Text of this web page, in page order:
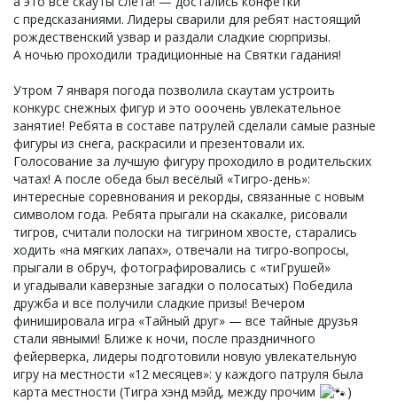
с предсказаниями. Лидеры сварили для ребят настоящий
рождественский узвар и раздали сладкие сюрпризы.
А ночью проходили традиционные на Святки гадания!
Утром 7 января погода позволила скаутам устроить
конкурс снежных фигур и это ооочень увлекательное
занятие! Ребята в составе патрулей сделали самые разные
фигуры из снега, раскрасили и презентовали их.
Голосование за лучшую фигуру проходило в родительских
чатах! А после обеда был весёлый «Тигро-день»:
интересные соревнования и рекорды, связанные с новым
символом года. Ребята прыгали на скакалке, рисовали
тигров, считали полоски на тигрином хвосте, старались
ходить «на мягких лапах», отвечали на тигро-вопросы,
прыгали в обруч, фотографировались с «тиГрушей»
и угадывали каверзные загадки о полосатых) Победила
дружба и все получили сладкие призы! Вечером
финишировала игра «Тайный друг» — все тайные друзья
стали явными! Ближе к ночи, после праздничного
фейерверка, лидеры подготовили новую увлекательную
игру на местности «12 месяцев»: у каждого патруля была
карта местности (Тигра хэнд мэйд, между прочим
)